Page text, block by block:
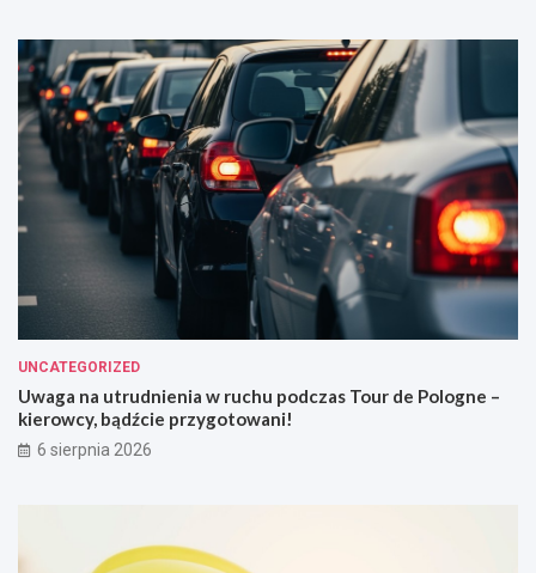
UNCATEGORIZED
Uwaga na utrudnienia w ruchu podczas Tour de Pologne –
kierowcy, bądźcie przygotowani!
6 sierpnia 2026